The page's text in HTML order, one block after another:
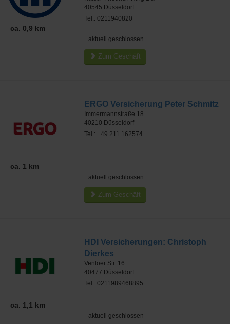
ca. 0,9 km
40545 Düsseldorf
Tel.: 0211940820
aktuell geschlossen
Zum Geschäft
ca. 1 km
ERGO Versicherung Peter Schmitz
Immermannstraße 18
40210 Düsseldorf
Tel.: +49 211 162574
aktuell geschlossen
Zum Geschäft
ca. 1,1 km
HDI Versicherungen: Christoph
Dierkes
Venloer Str. 16
40477 Düsseldorf
Tel.: 0211989468895
aktuell geschlossen